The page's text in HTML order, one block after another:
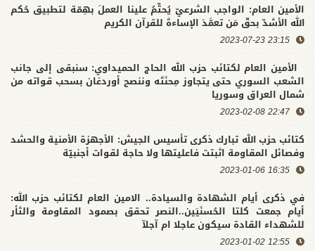
الأمين العام: الواجب الشرعيّ يُحتِّمُ علينا العملَ بهِمّة لتطبيق حُكم
الله الأشدّ بحقّ مَن تعمَّدَ الإساءةَ للقرآن الكريم
23:15 2023-07-23
الأمين العام لكتائب حزب الله الحاج الحميداوي: سنبقى إلى جانب
الشعب السوري حتى يتجاوز مِحنَتَه وننصح أوردغان بسحب قواته من
شمال العراق وسوريا
22:47 2023-02-08
كتائب حزب الله تبارك ذكرى تأسيس الجيش: الأجهزة الأمنية والحشد
وفصائل المقاومة اثبتت فاعليتها ولا حاجة لقوات أجنبيّة
16:35 2023-01-06
في ذكرى أيام الشهادة والسيادة.. الامين العام لكتائب حزب الله:
أيام جمعت كلتا الحُسنَيَين..النصر تحقق بصمود المقاومة والثأر
للشهداء القادة سيكون عاجلا ام آجلآ
12:55 2023-01-02